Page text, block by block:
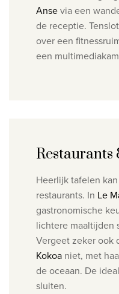
Ansevia een
de receptie.
over een
een
Restaurants
Heerlijk tafelen
restaurants. In Le
gastronomische
lichtere maaltijden
Vergeet zeker ook
Kokoa niet, met
de oceaan. De
sluiten.